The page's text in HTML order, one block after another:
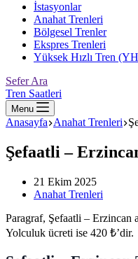
İstasyonlar
Anahat Trenleri
Bölgesel Trenler
Ekspres Trenleri
Yüksek Hızlı Tren
Sefer Ara
Tren Saatleri
Menu
Anasayfa Anahat Trenleri
Şefaatli –
21 Ekim 2025
Anahat Trenleri
Paragraf, Şefaatli – Erzincan
Yolculuk ücreti ise 420 ₺’dir.